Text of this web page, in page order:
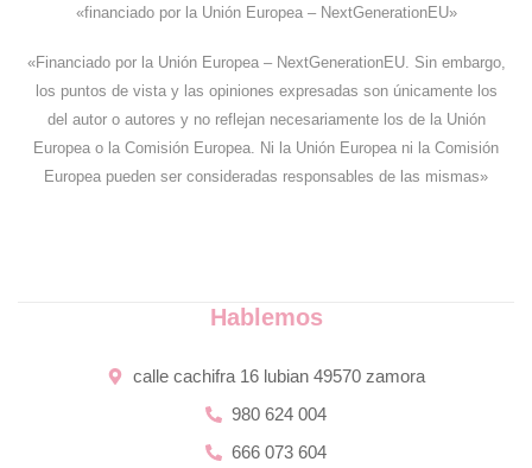
«financiado por la Unión Europea – NextGenerationEU»
«Financiado por la Unión Europea – NextGenerationEU. Sin embargo,
los puntos de vista y las opiniones expresadas son únicamente los
del autor o autores y no reflejan necesariamente los de la Unión
Europea o la Comisión Europea. Ni la Unión Europea ni la Comisión
Europea pueden ser consideradas responsables de las mismas»
Hablemos
calle cachifra 16 lubian 49570 zamora
980 624 004
666 073 604